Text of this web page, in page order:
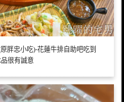
胖忠小吃)-花蓮牛排自助吧吃到
很有誠意